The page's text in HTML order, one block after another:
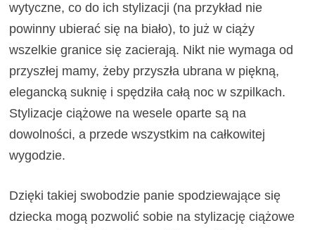
wytyczne, co do ich stylizacji (na przykład nie
powinny ubierać się na biało), to już w ciąży
wszelkie granice się zacierają. Nikt nie wymaga od
przyszłej mamy, żeby przyszła ubrana w piękną,
elegancką suknię i spędziła całą noc w szpilkach.
Stylizacje ciążowe na wesele oparte są na
dowolności, a przede wszystkim na całkowitej
wygodzie.
Dzięki takiej swobodzie panie spodziewające się
dziecka mogą pozwolić sobie na stylizację ciążowe